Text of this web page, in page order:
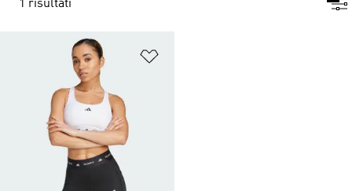
1 risultati